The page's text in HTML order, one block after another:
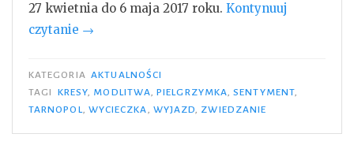
27 kwietnia do 6 maja 2017 roku. Kontynuuj
czytanie „Pielgrzymko-
na
Kresy
–
27.04-
→
KATEGORIA AKTUALNOŚCI
TAGI
KRESY MODLITWA ,PIELGRZYMKA ,SENTYMENT,
TARNOPOL
WYCIECZKA WYJAZD ZWIEDZANIE